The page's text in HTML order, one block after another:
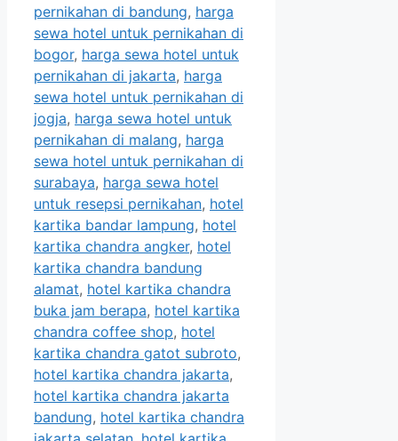
pernikahan di bandung, harga
sewa hotel untuk pernikahan di
bogor, harga sewa hotel untuk
pernikahan di jakarta, harga
sewa hotel untuk pernikahan di
jogja, harga sewa hotel untuk
pernikahan di malang, harga
sewa hotel untuk pernikahan di
surabaya, harga sewa hotel
untuk resepsi pernikahan, hotel
kartika bandar lampung, hotel
kartika chandra angker, hotel
kartika chandra bandung
alamat, hotel kartika chandra
buka jam berapa, hotel kartika
chandra coffee shop, hotel
kartika chandra gatot subroto,
hotel kartika chandra jakarta,
hotel kartika chandra jakarta
bandung, hotel kartika chandra